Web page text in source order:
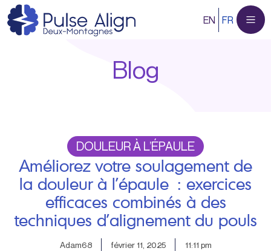
Aller
au
contenu
EN FR
Blog
DOULEUR À L’ÉPAULE
Améliorez votre soulagement de
la douleur à l’épaule : exercices
efficaces combinés à des
techniques d’alignement du pouls
Adam68 février 11, 2025 11:11 pm